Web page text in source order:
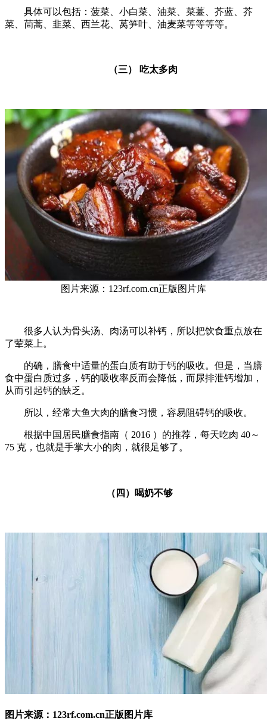
具体可以包括：菠菜、小白菜、油菜、菜薹、芥蓝、芥
菜、茼蒿、韭菜、西兰花、莴笋叶、油麦菜等等等等。
（三） 吃太多肉
图片来源：123rf.com.cn正版图片库
很多人认为骨头汤、肉汤可以补钙，所以把饮食重点放在
了荤菜上。
的确，膳食中适量的蛋白质有助于钙的吸收。但是，当膳
食中蛋白质过多，钙的吸收率反而会降低，而尿排泄钙增加，
从而引起钙的缺乏。
所以，经常大鱼大肉的膳食习惯，容易阻碍钙的吸收。
根据中国居民膳食指南（ 2016 ）的推荐，每天吃肉 40～
75 克，也就是手掌大小的肉，就很足够了。
（四）喝奶不够
图片来源：123rf.com.cn正版图片库